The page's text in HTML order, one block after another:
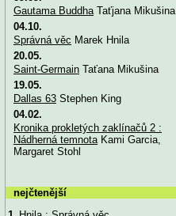
Gautama BuddhaTaťjana Mikušina
04.10.
Správná věc Marek Hnila
20.05.
Saint-GermainTaťana Mikušina
19.05.
Dallas 63Stephen King
04.02.
Kronika prokletých zaklínačů 2 :
Nádherná temnotaKami Garcia,
Margaret Stohl
nejčtenější